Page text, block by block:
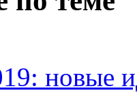
новые